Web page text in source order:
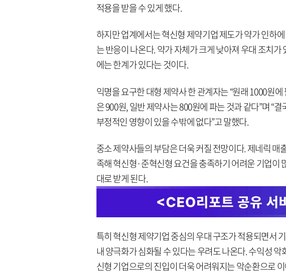
적용을 받을 수 있게 했다.
하지만 업계에서는 혁신형 제약기업 제도가 약가 인하
는 반응이 나온다. 약가 자체가 크게 낮아져 우대 조치
에는 한계가 있다는 것이다.
익명을 요구한 대형 제약사 한 관계자는 “원래 1000원
은 900원, 일반 제약사는 800원에 파는 것과 같다”며 “
부정적인 영향이 있을 수밖에 없다”고 말했다.
중소 제약사들의 부담은 더욱 커질 전망이다. 제네릭 매
족해 혁신형·준혁신형 요건을 충족하기 어려운 기업이
대로 받게 된다.
특히 혁신형 제약기업 중심의 우대 구조가 적용되면서
내 양극화가 심화될 수 있다는 우려도 나온다. 수익성
신형 기업으로의 진입이 더욱 어려워지는 악순환으로